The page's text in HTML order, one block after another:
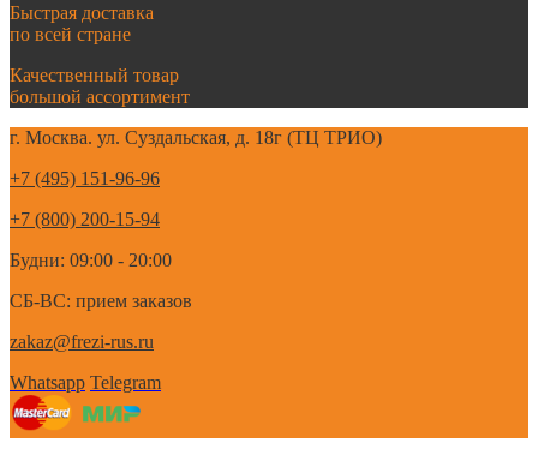
Быстрая доставка
по всей стране
Качественный товар
большой ассортимент
г. Москва. ул. Суздальская, д. 18г (ТЦ ТРИО)
+7 (495) 151-96-96
+7 (800) 200-15-94
Будни: 09:00 - 20:00
СБ-ВС: прием заказов
zakaz@frezi-rus.ru
Whatsapp Telegram